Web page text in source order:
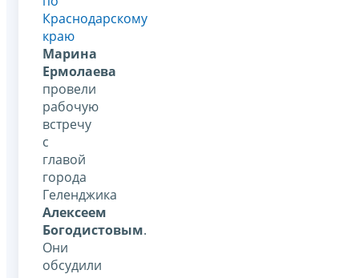
Краснодарскому
краю
Марина
Ермолаева
провели
рабочую
встречу
с
главой
города
Геленджика
Алексеем
Богодистовым.
Они
обсудили